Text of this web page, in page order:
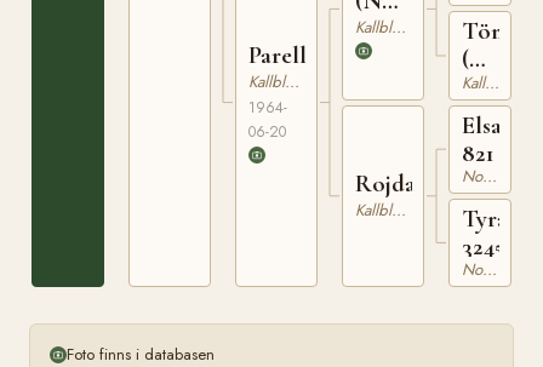
Parelly
Kallblodig Travare
1964-
06-20
NT 1
Kallblodig Travare
Rojda
Kallblodig Travare
159
Tömra
(NO)
N
15460
Kallblodig Travare
Elsass
821
Nordsvensk Brukshäst
Tyra
3245
Nordsvensk Brukshäst
Foto finns i databasen